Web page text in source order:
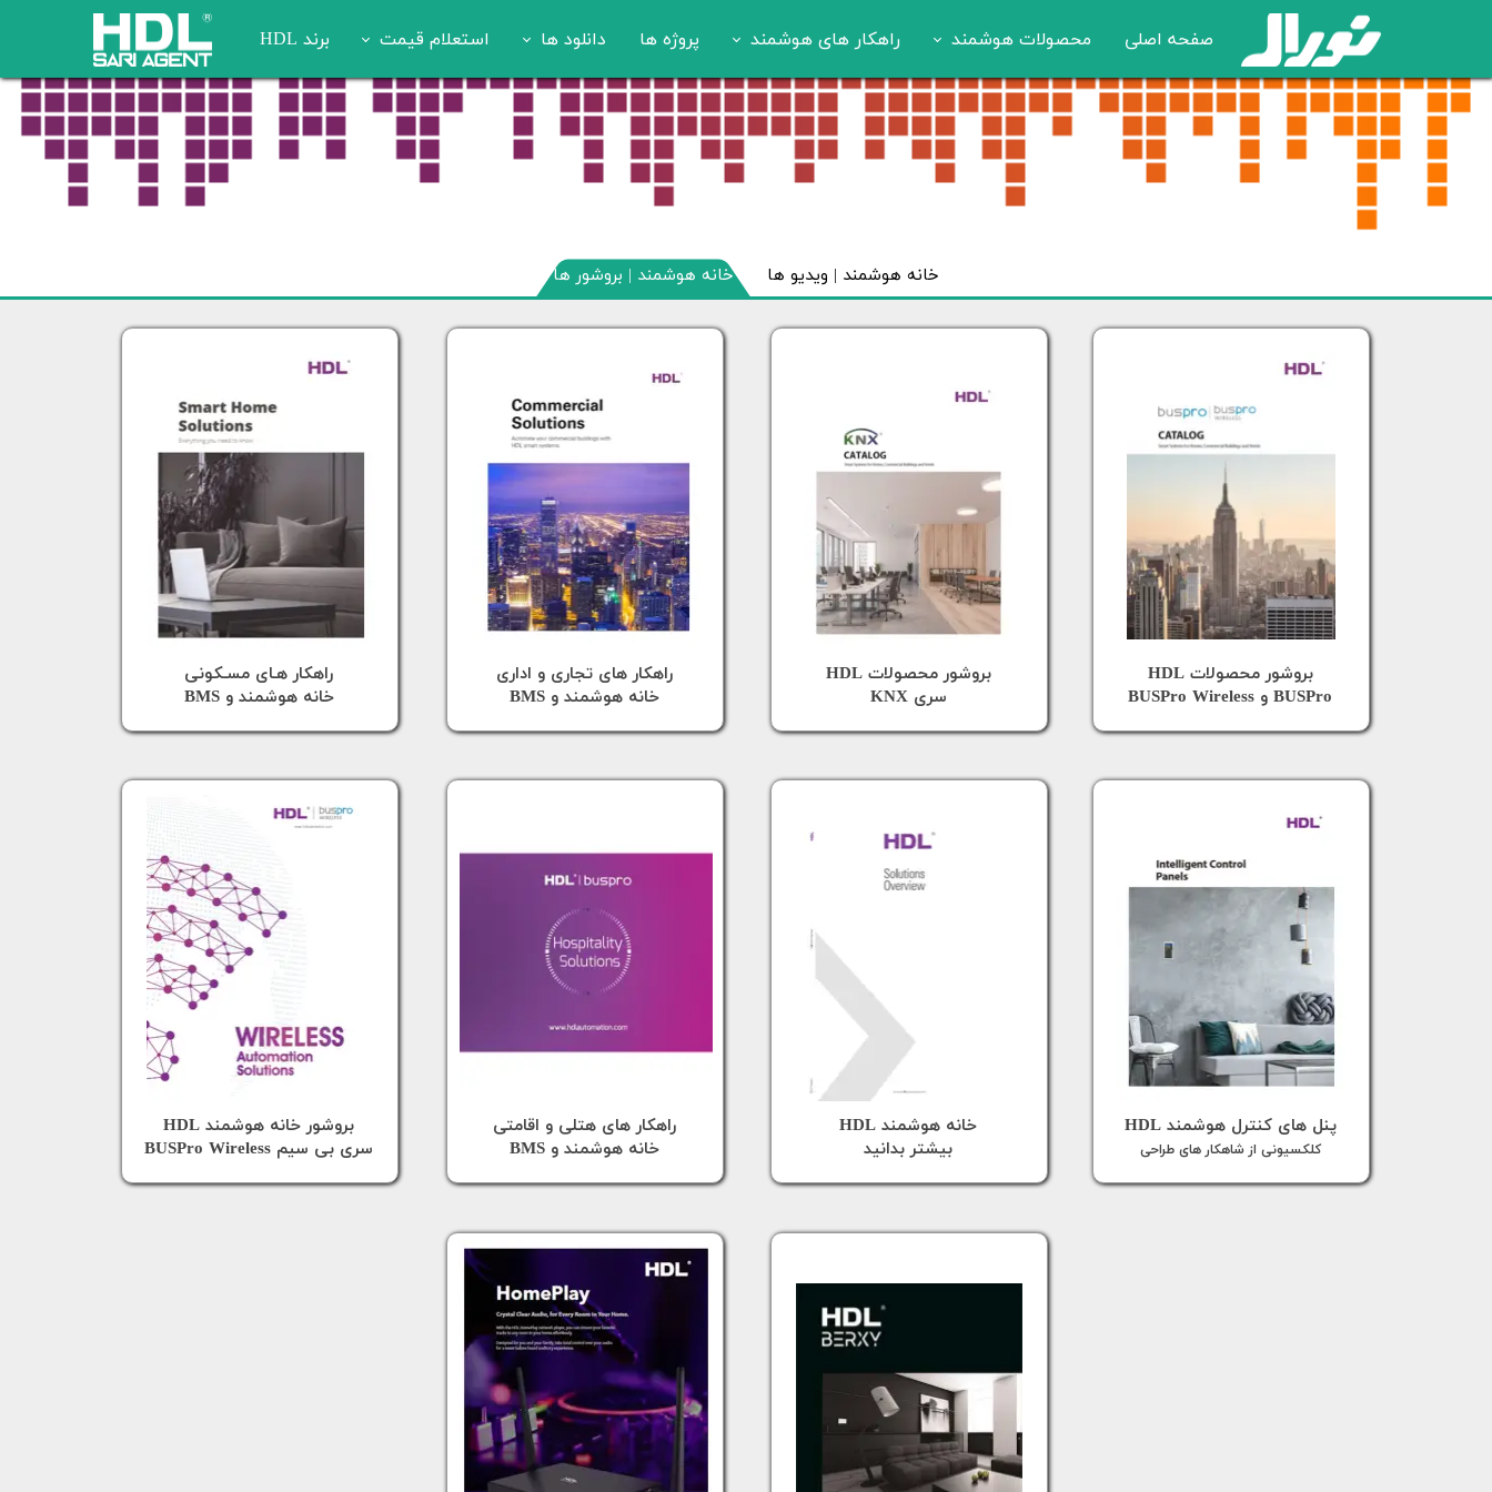
صفحه اصلی محصولات هوشمند
کلید های هوشمند
سنسور های هوشمند
ماژول های تابلویی
تفکیک هوشمند قبوض
سیستم رمپ هوشمند
راهکار های هوشمند
مسکونی
تجاری
هتلی
پروژه ها دانلود ها
بروشور
ویدیو
استعلام قیمت
استعلام آنلاین قیمت خانه هوشمند
درخواست اعزام کارشناس
برند HDL
خانه هوشمند | ویدیو ها خانه هوشمند | بروشور ها
​بروشور محصولات HDL
BUSPro و BUSPro Wireless
​بروشور محصولات HDL
سری KNX
​راهکار های تجاری و اداری
خانه هوشمند و BMS
​راهکار هـای مسـکونی
خانه هوشمند و BMS
پنل های کنترل هوشمند HDL
کلکسیونی از شاهکار های طراحی
خانه هوشمند HDL
​​​​​​​بیشتر بدانید
​راهکار های هتلی و اقامتی
خانه هوشمند و BMS
بروشور خانه هوشمند HDL
​​​​​​​سری بی سیم BUSPro Wireless